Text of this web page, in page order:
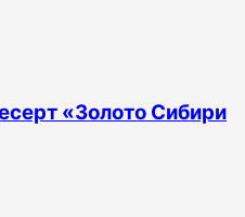
«Золото Сибири